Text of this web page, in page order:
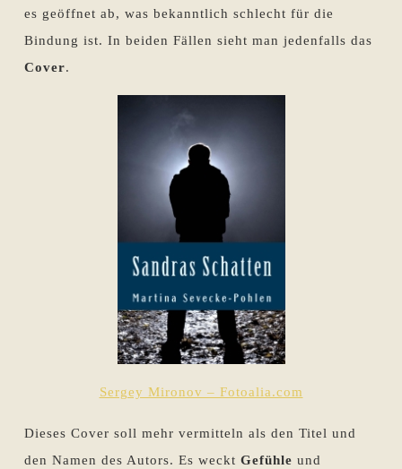
es geöffnet ab, was bekanntlich schlecht für die
Bindung ist. In beiden Fällen sieht man jedenfalls das
Cover.
Sergey Mironov – Fotoalia.com
Dieses Cover soll mehr vermitteln als den Titel und
den Namen des Autors. Es weckt Gefühle und